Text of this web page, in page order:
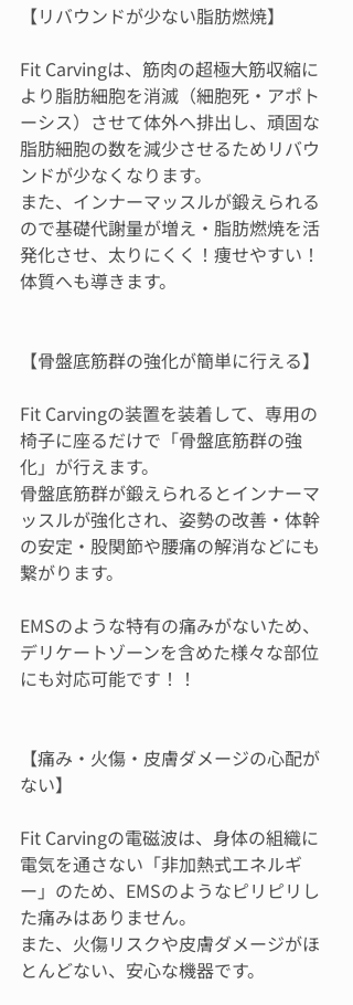
【リバウンドが少ない脂肪燃焼】
Fit Carvingは、筋肉の超極大筋収縮に
より脂肪細胞を消滅（細胞死・アポト
ーシス）させて体外へ排出し、頑固な
脂肪細胞の数を減少させるためリバウ
ンドが少なくなります。
また、インナーマッスルが鍛えられる
ので基礎代謝量が増え・脂肪燃焼を活
発化させ、太りにくく！痩せやすい！
体質へも導きます。
【骨盤底筋群の強化が簡単に行える】
Fit Carvingの装置を装着して、専用の
椅子に座るだけで「骨盤底筋群の強
化」が行えます。
骨盤底筋群が鍛えられるとインナーマ
ッスルが強化され、姿勢の改善・体幹
の安定・股関節や腰痛の解消などにも
繋がります。
EMSのような特有の痛みがないため、
デリケートゾーンを含めた様々な部位
にも対応可能です！！
【痛み・火傷・皮膚ダメージの心配が
ない】
Fit Carvingの電磁波は、身体の組織に
電気を通さない「非加熱式エネルギ
ー」のため、EMSのようなピリピリし
た痛みはありません。
また、火傷リスクや皮膚ダメージがほ
とんどない、安心な機器です。